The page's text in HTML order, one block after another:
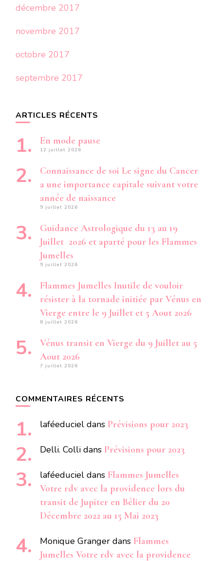
décembre 2017
novembre 2017
octobre 2017
septembre 2017
ARTICLES RÉCENTS
En mode pause
12 juillet 2026
Connaissance de soi Le signe du Cancer
a une importance capitale suivant votre
année de naissance
9 juillet 2026
Guidance Astrologique du 13 au 19
Juillet 2026 et aparté pour les Flammes
Jumelles
9 juillet 2026
Flammes Jumelles Inutile de vouloir
résister à la tornade initiée par Vénus en
Vierge entre le 9 Juillet et 5 Aout 2026
8 juillet 2026
Vénus transit en Vierge du 9 Juillet au 5
Aout 2026
7 juillet 2026
COMMENTAIRES RÉCENTS
laféeduciel dans Prévisions pour 2023
Delli. Colli dans Prévisions pour 2023
laféeduciel dans Flammes Jumelles
Votre rdv avec la providence lors du
transit de Jupiter en Bélier du 20
Décembre 2022 au 15 Mai 2023
Monique Granger dans Flammes
Jumelles Votre rdv avec la providence